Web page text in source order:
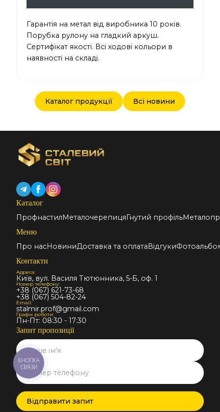
Гарантія на метал від виробника 10 років.
Порубка рулону на гладкий аркуш.
Сертифікат якості. Всі ходові кольори в
наявності на складі.
Каталог продукції Всі новини
Каталог
ПрофнастилМеталочерепицяГнутий профіль
Меню
Про насНовиниДоставка та оплатаВідгуки
Контакти
Адреса:
Київ, вул. Василя Тютюнника, 5-Б, оф. 1
Номер телефону:
+38 (067) 621-73-68
+38 (067) 504-82-24
Email:
stalmir.prof@gmail.com
Графік роботи:
Пн-Пт: 08:30 - 17:30
Запит пропозиції
КНОПКА
СВЯЗИ